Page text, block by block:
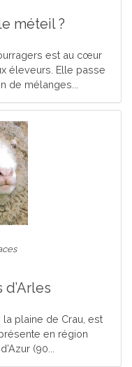
méteil ?
est au cœur
éleveurs. Elle passe
de mélanges...
la plaine de Crau, est
en région
(90...